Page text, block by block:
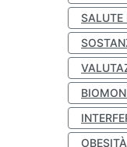
SALUTE